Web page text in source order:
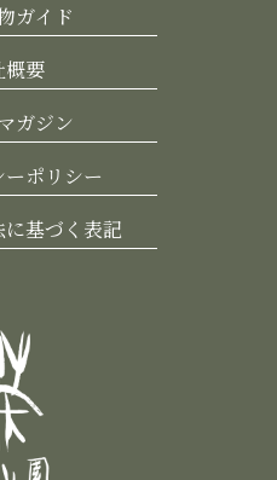
ガイド
概要
ガジン
ポリシー
基づく表記